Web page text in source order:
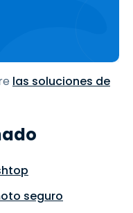
las soluciones de
seguro